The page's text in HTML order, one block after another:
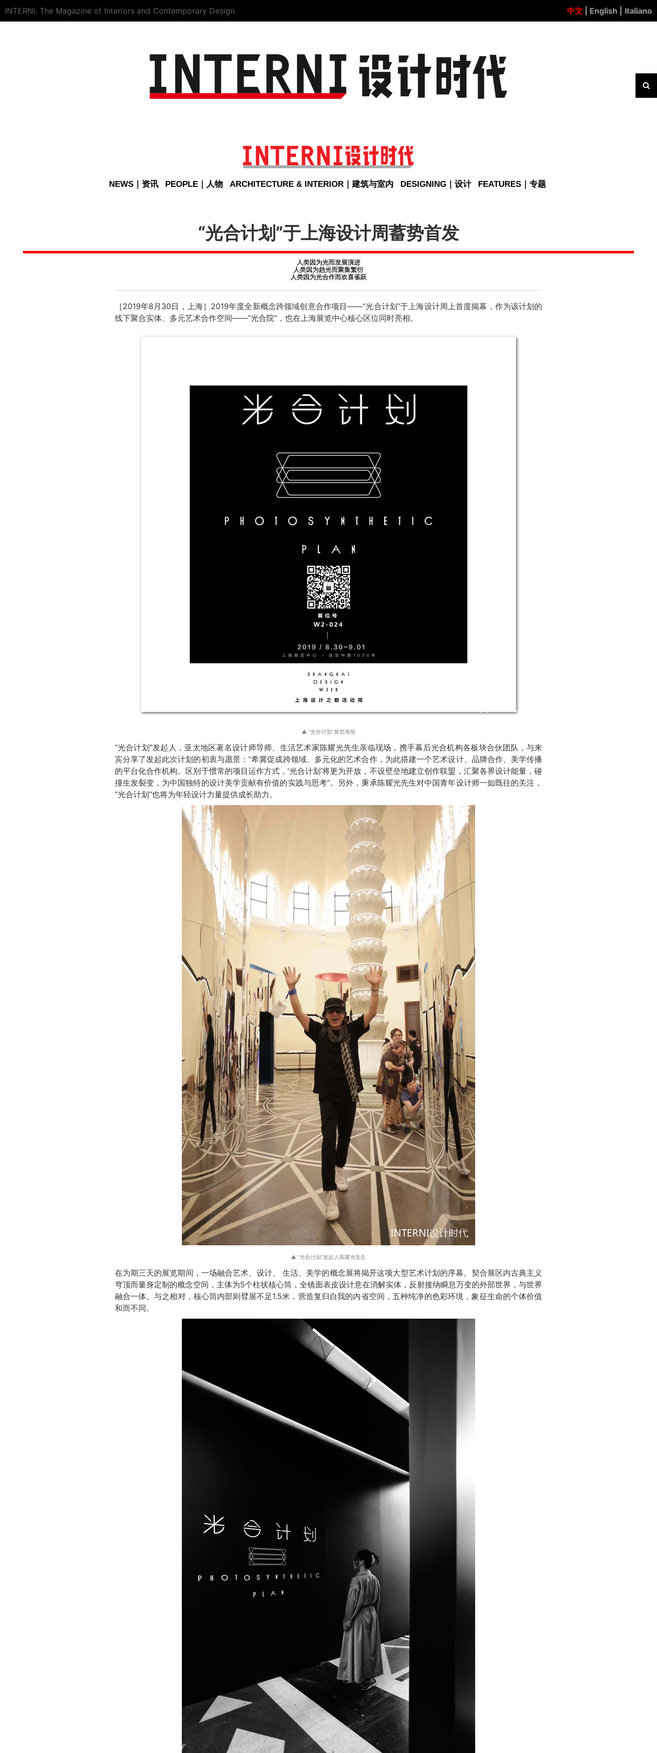
INTERNI. The Magazine of Interiors and Contemporary Design 中文 | English | Italiano
NEWS｜资讯 PEOPLE｜人物 ARCHITECTURE & INTERIOR｜建筑与室内 DESIGNING｜设计 FEATURES｜专题
“光合计划”于上海设计周蓄势首发
人类因为光而发展演进
人类因为趋光而聚集繁衍
人类因为光合作而欢喜雀跃
［2019年8月30日，上海］2019年度全新概念跨领域创意合作项目——“光合计划”于上海设计周上首度揭幕，作为该计划的
线下聚合实体、多元艺术合作空间——“光合院”，也在上海展览中心核心区位同时亮相。
▲ “光合计划”展览海报
“光合计划”发起人，亚太地区著名设计师导师、生活艺术家陈耀光先生亲临现场，携手幕后光合机构各板块合伙团队，与来
宾分享了发起此次计划的初衷与愿景：“希冀促成跨领域、多元化的艺术合作，为此搭建一个艺术设计、品牌合作、美学传播
的平台化合作机构。区别于惯常的项目运作方式，‘光合计划’将更为开放，不设壁垒地建立创作联盟，汇聚各界设计能量，碰
撞生发裂变，为中国独特的设计美学贡献有价值的实践与思考”。另外，秉承陈耀光先生对中国青年设计师一如既往的关注，
“光合计划”也将为年轻设计力量提供成长助力。
▲ “光合计划”发起人陈耀光先生
在为期三天的展览期间，一场融合艺术、设计、 生活、美学的概念展将揭开这项大型艺术计划的序幕。契合展区内古典主义
穹顶而量身定制的概念空间，主体为5个柱状核心筒，全镜面表皮设计意在消解实体，反射接纳瞬息万变的外部世界，与世界
融合一体。与之相对，核心筒内部则臂展不足1.5米，营造复归自我的内省空间，五种纯净的色彩环境，象征生命的个体价值
和而不同。